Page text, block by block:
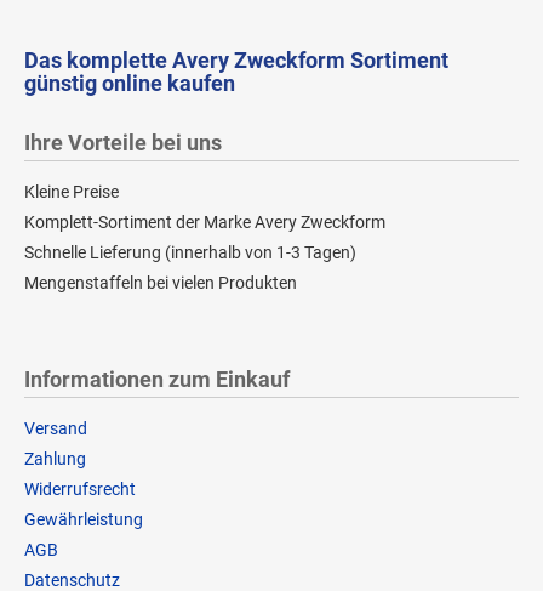
Das komplette Avery Zweckform Sortiment
günstig online kaufen
Ihre Vorteile bei uns
Kleine Preise
Komplett-Sortiment der Marke Avery Zweckform
Schnelle Lieferung (innerhalb von 1-3 Tagen)
Mengenstaffeln bei vielen Produkten
Informationen zum Einkauf
Versand
Zahlung
Widerrufsrecht
Gewährleistung
AGB
Datenschutz